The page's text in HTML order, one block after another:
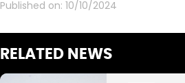
Published on: 10/10/2024
RELATED NEWS